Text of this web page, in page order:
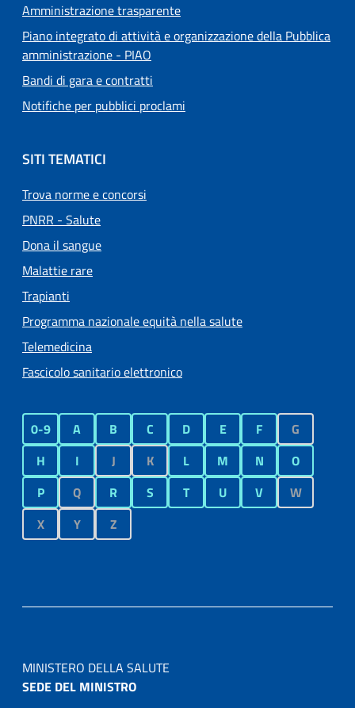
Amministrazione trasparente
Piano integrato di attività e organizzazione della Pubblica
amministrazione - PIAO
Bandi di gara e contratti
Notifiche per pubblici proclami
SITI TEMATICI
Trova norme e concorsi
PNRR - Salute
Dona il sangue
Malattie rare
Trapianti
Programma nazionale equità nella salute
Telemedicina
Fascicolo sanitario elettronico
0-9 A B C D E F
G
H
I J K L M N
O
P
Q R S T U V
W
X
Y Z
MINISTERO DELLA SALUTE
SEDE DEL MINISTRO